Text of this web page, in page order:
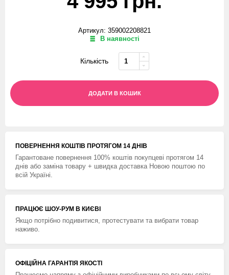
Артикул: 359002208821
В наявності
Кількість
ДОДАТИ В КОШИК
ПОВЕРНЕННЯ КОШТIВ ПРОТЯГОМ 14 ДНIВ
Гарантоване повернення 100% коштів покупцеві протягом 14
днів або заміна товару + швидка доставка Новою поштою по
всій Україні.
ПРАЦЮЄ ШОУ-РУМ В КИЄВІ
Якщо потрібно подивитися, протестувати та вибрати товар
наживо.
ОФІЦІЙНА ГАРАНТІЯ ЯКОСТІ